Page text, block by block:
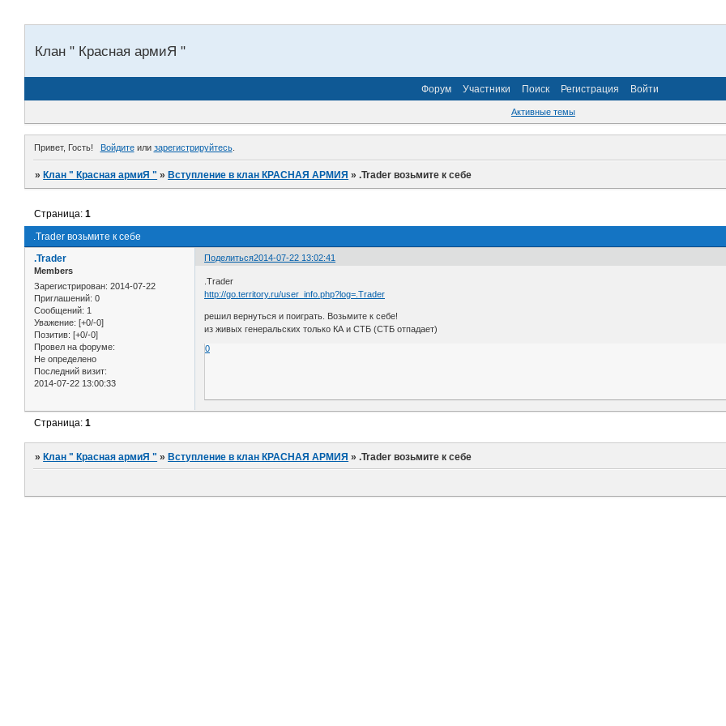
Клан " Красная армиЯ "
Форум Участники Поиск Регистрация Войти
Активные темы
Привет, Гость! Войдитеили зарегистрируйтесь.
»Клан " Красная армиЯ " »Вступление в клан КРАСНАЯ АРМИЯ ».Trader возьмите к себе
.Trader возьмите к себе
Страница:1
Поделиться2014-07-22 13:02:41
.Trader
Members
Зарегистрирован: 2014-07-22
Приглашений: 0
Сообщений: 1
Уважение: [+0/-0]
Позитив: [+0/-0]
Провел на форуме:
Не определено
Последний визит:
2014-07-22 13:00:33
.Trader
http://go.territory.ru/user_info.php?log=.Trader
решил вернуться и поиграть. Возьмите к себе!
из живых генеральских только КА и СТБ (СТБ отпадает)
0
Страница:1
»Клан " Красная армиЯ " »Вступление в клан КРАСНАЯ АРМИЯ ».Trader возьмите к себе